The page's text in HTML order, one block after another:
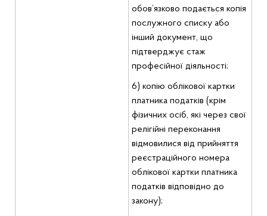
обов’язково подається копія
послужного списку або
інший документ, що
підтверджує стаж
професійної діяльності;
6) копію облікової картки
платника податків (крім
фізичних осіб, які через свої
релігійні переконання
відмовилися від прийняття
реєстраційного номера
облікової картки платника
податків відповідно до
закону);